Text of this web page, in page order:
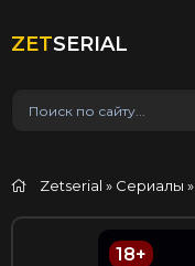
ZETSERIAL
Zetserial » Сериалы »
18+